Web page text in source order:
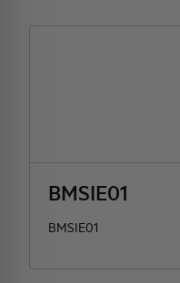
BMSIE01
BMSIE01